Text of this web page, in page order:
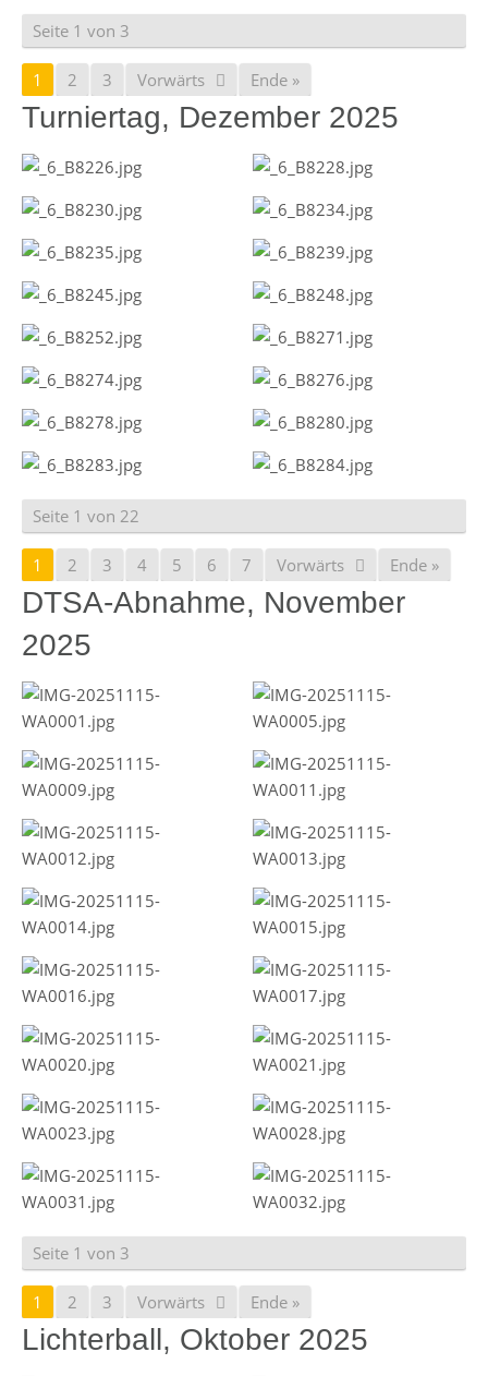
Seite 1 von 3
1 2 3 Vorwärts Ende »
Turniertag, Dezember 2025
Seite 1 von 22
1 2 3 4 5 6 7 Vorwärts Ende »
DTSA-Abnahme, November
2025
Seite 1 von 3
1 2 3 Vorwärts Ende »
Lichterball, Oktober 2025